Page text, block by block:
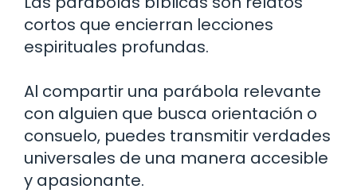
cortos que encierran lecciones
espirituales profundas.
Al compartir una parábola relevante
con alguien que busca orientación o
consuelo, puedes transmitir verdades
universales de una manera accesible
y apasionante.